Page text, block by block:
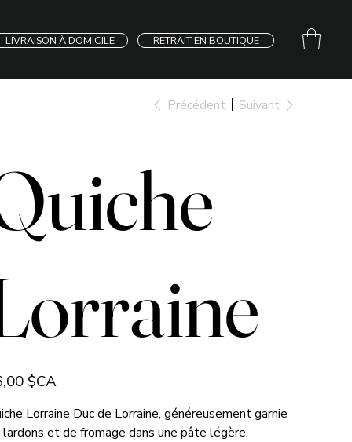
LIVRAISON À DOMICILE RETRAIT EN BOUTIQUE
Précédent Suivant
$CA
Lorraine Duc de Lorraine, généreusement garnie
lardons et de fromage dans une pâte légère.